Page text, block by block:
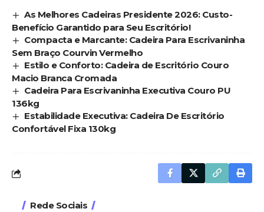
As Melhores Cadeiras Presidente 2026: Custo-
Benefício Garantido para Seu Escritório!
Compacta e Marcante: Cadeira Para Escrivaninha
Sem Braço Courvin Vermelho
Estilo e Conforto: Cadeira de Escritório Couro
Macio Branca Cromada
Cadeira Para Escrivaninha Executiva Couro PU
136kg
Estabilidade Executiva: Cadeira De Escritório
Confortável Fixa 130kg
Rede Sociais